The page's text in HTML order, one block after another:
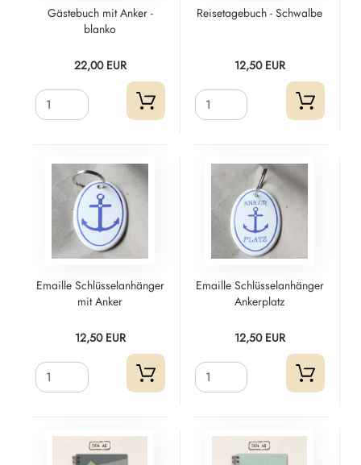
Gästebuch mit Anker -
blanko
22,00 EUR
Reisetagebuch - Schwalbe
12,50 EUR
Emaille Schlüsselanhänger
mit Anker
12,50 EUR
Emaille Schlüsselanhänger
Ankerplatz
12,50 EUR